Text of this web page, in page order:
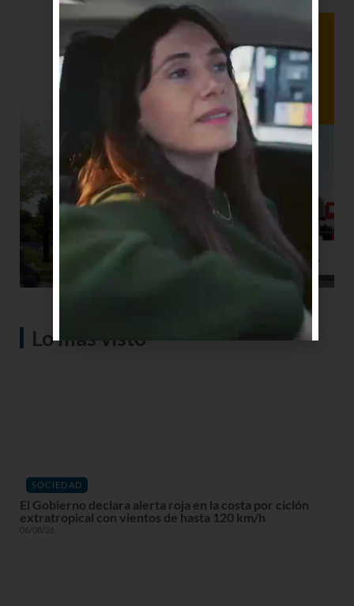
Lo más visto
SOCIEDAD
El Gobierno declara alerta roja en la costa por ciclón
extratropical con vientos de hasta 120 km/h
06/08/26